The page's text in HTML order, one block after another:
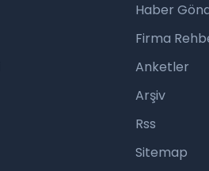
Haber
Firma
Anketler
Arşiv
Rss
Sitemap